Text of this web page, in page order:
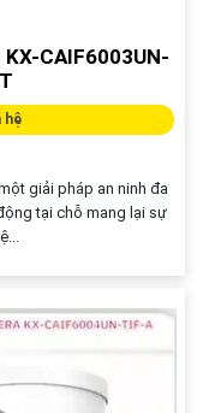
KX-CAIF6003UN-
hệ
giải pháp an ninh đa
tại chỗ mang lại sự